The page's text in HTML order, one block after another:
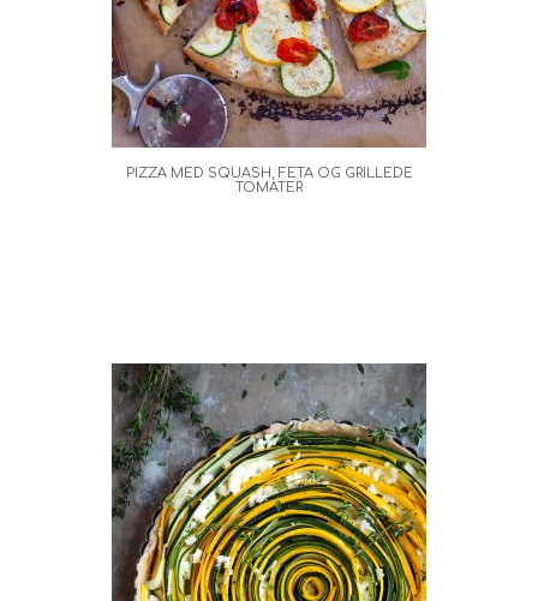
PIZZA MED SQUASH, FETA OG GRILLEDE
TOMATER